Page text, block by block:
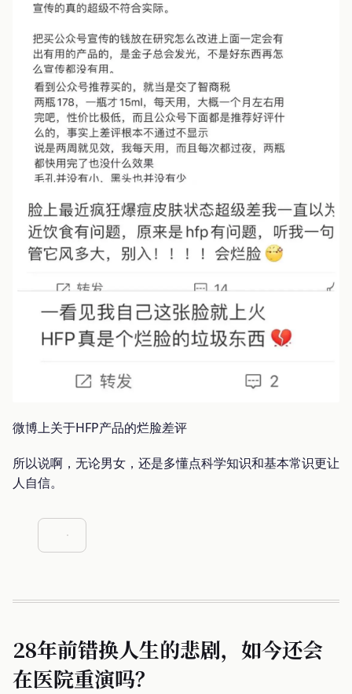
微博上关于HFP产品的烂脸差评
所以说啊，无论男女，还是多懂点科学知识和基本常识更让
人自信。
28年前错换人生的悲剧，如今还会
在医院重演吗？